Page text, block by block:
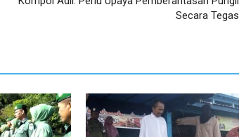
Secara Tegas